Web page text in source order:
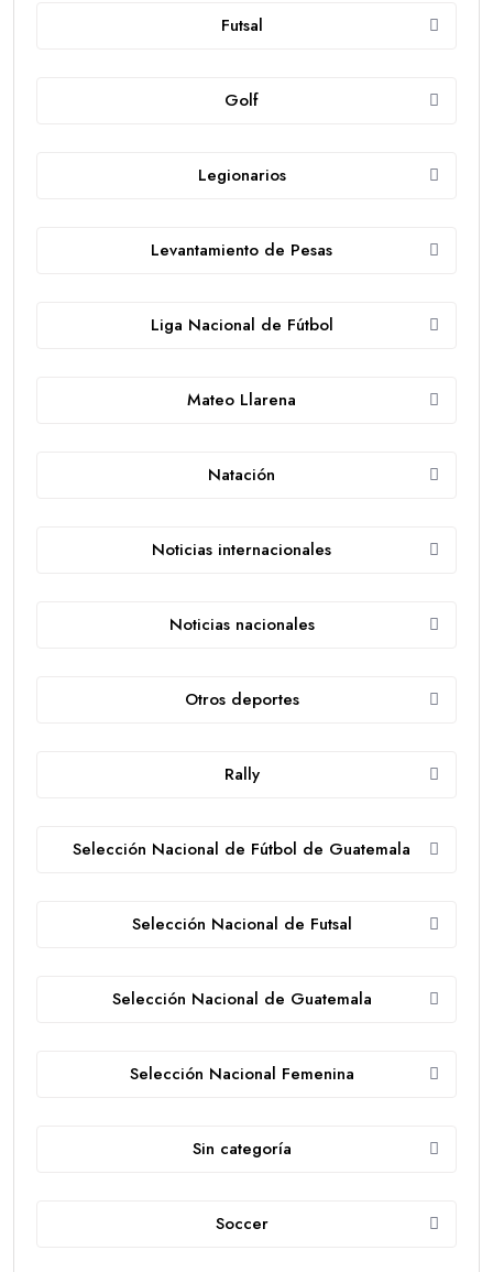
Futsal
Golf
Legionarios
Levantamiento de Pesas
Liga Nacional de Fútbol
Mateo Llarena
Natación
Noticias internacionales
Noticias nacionales
Otros deportes
Rally
Selección Nacional de Fútbol de Guatemala
Selección Nacional de Futsal
Selección Nacional de Guatemala
Selección Nacional Femenina
Sin categoría
Soccer